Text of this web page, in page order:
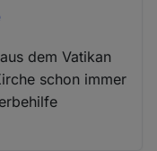
dem Vatikan
schon immer